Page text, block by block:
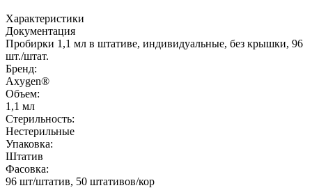
Характеристики
Документация
Пробирки 1,1 мл в штативе, индивидуальные, без крышки, 96
шт./штат.
Бренд:
Axygen®
Объем:
1,1 мл
Стерильность:
Нестерильные
Упаковка:
Штатив
Фасовка:
96 шт/штатив, 50 штативов/кор